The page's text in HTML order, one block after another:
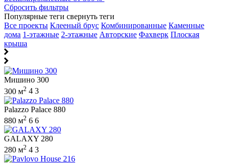
Сбросить фильтры
Популярные теги свернуть теги
Все проекты Клееный брус Комбинированные Каменные
дома 1-этажные 2-этажные Авторские Фахверк Плоская
крыша
Мишино 300
300 м2 4 3
Palazzo Palace 880
880 м2 6 6
GALAXY 280
280 м2 4 3